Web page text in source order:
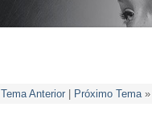
Tema Anterior| Próximo Tema »